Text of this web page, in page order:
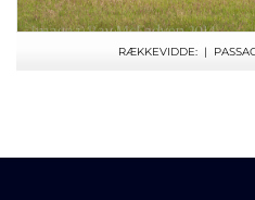
RÆKKEVIDDE: |